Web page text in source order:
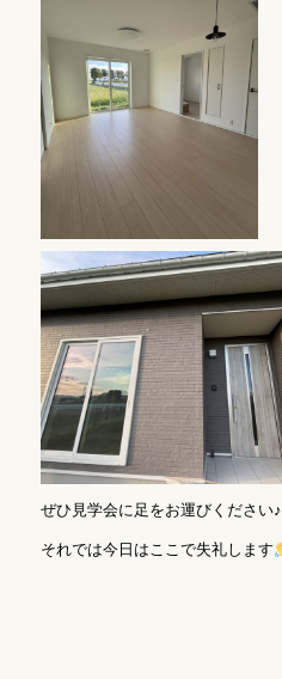
ぜひ見学会に足をお運びください♪
それでは今日はここで失礼します